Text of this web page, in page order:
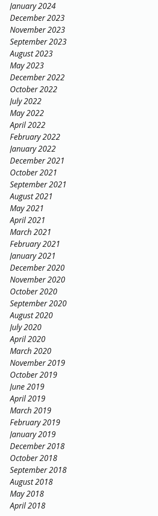
January 2024
December 2023
November 2023
September 2023
August 2023
May 2023
December 2022
October 2022
July 2022
May 2022
April 2022
February 2022
January 2022
December 2021
October 2021
September 2021
August 2021
May 2021
April 2021
March 2021
February 2021
January 2021
December 2020
November 2020
October 2020
September 2020
August 2020
July 2020
April 2020
March 2020
November 2019
October 2019
June 2019
April 2019
March 2019
February 2019
January 2019
December 2018
October 2018
September 2018
August 2018
May 2018
April 2018